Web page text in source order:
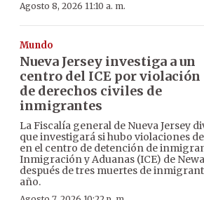
Agosto 8, 2026 11:10 a. m.
Mundo
Nueva Jersey investiga a un
centro del ICE por violación
de derechos civiles de
inmigrantes
La Fiscalía general de Nueva Jersey
que investigará si hubo violaciones
en el centro de detención de
Inmigración y Aduanas (ICE) de
después de tres muertes de
año.